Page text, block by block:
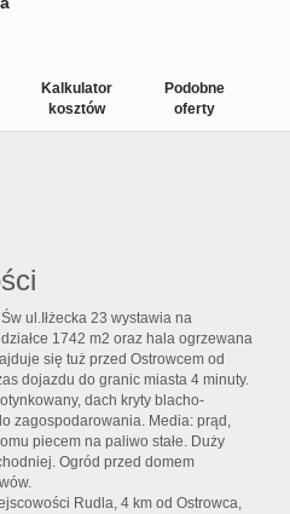
Oferta
Kontakt
Rodo
Kalkulator
kosztów
Podobne
oferty
ul.Iłżecka 23 wystawia na
1742 m2 oraz hala ogrzewana
się tuż przed Ostrowcem od
dojazdu do granic miasta 4 minuty.
dach kryty blacho-
zagospodarowania. Media: prąd,
piecem na paliwo stałe. Duży
Ogród przed domem
Rudla, 4 km od Ostrowca,